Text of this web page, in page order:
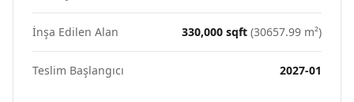
İnşa Edilen Alan 330,000 sqft (30657.99 m²)
Teslim Başlangıcı 2027-01